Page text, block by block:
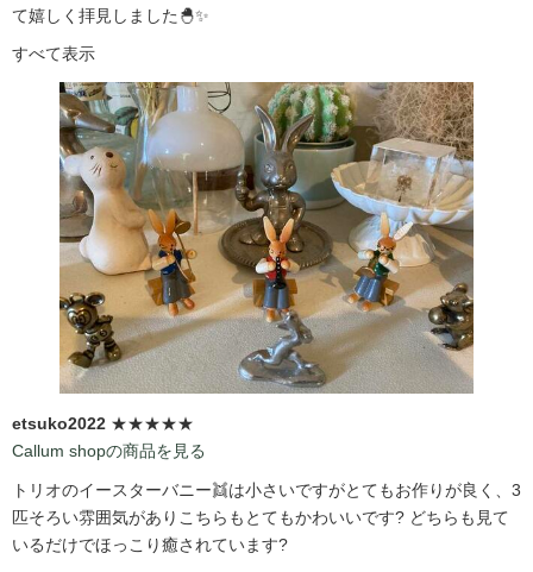
て嬉しく拝見しました🐣✨
すべて表示
etsuko2022 ★★★★★
Callum shopの商品を見る
トリオのイースターバニー👯は小さいですがとてもお作りが良く、3
匹そろい雰囲気がありこちらもとてもかわいいです?️ どちらも見て
いるだけでほっこり癒されています?️